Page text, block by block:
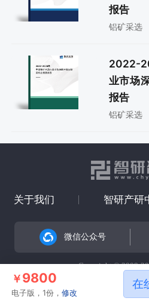
报告
铝矿采选
2022-
业市场
报告
铝矿采选
￥9800
电子版，1份，修改
在
关于我们 智研产研
微信公众号
Copyright © 2008-